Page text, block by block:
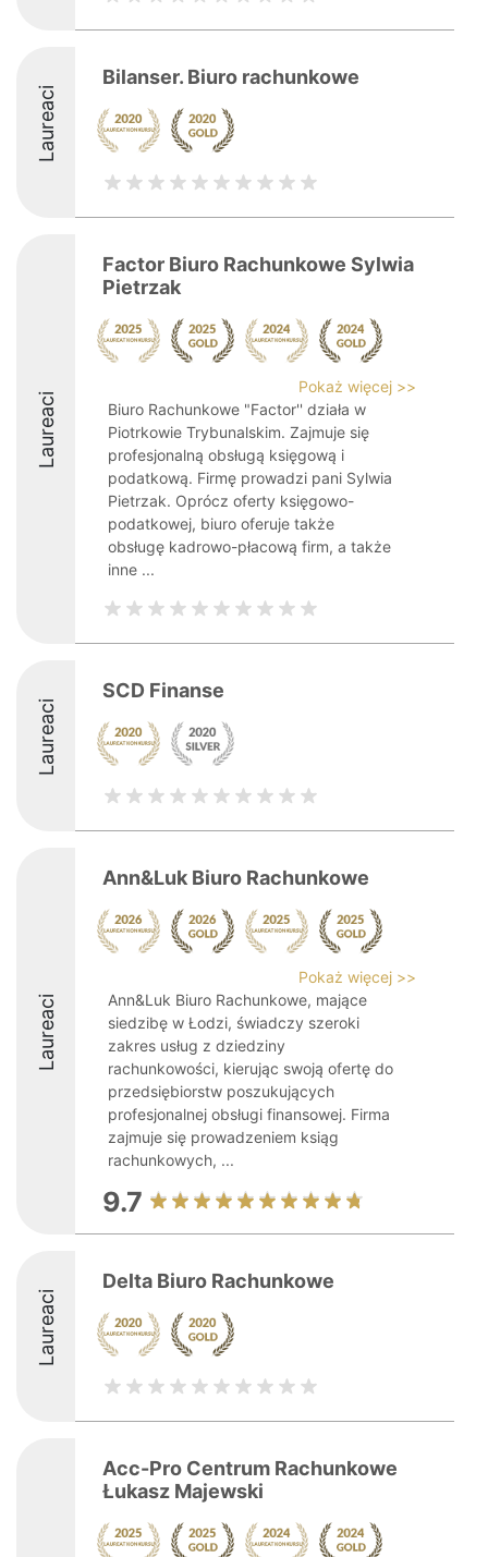
Laureaci
Bilanser. Biuro rachunkowe
Laureaci
Factor Biuro Rachunkowe Sylwia
Pietrzak
Pokaż więcej >>
Biuro Rachunkowe "Factor'' działa w
Piotrkowie Trybunalskim. Zajmuje się
profesjonalną obsługą księgową i
podatkową. Firmę prowadzi pani Sylwia
Pietrzak. Oprócz oferty księgowo-
podatkowej, biuro oferuje także
obsługę kadrowo-płacową firm, a także
inne ...
Laureaci
SCD Finanse
Laureaci
Ann&Luk Biuro Rachunkowe
Pokaż więcej >>
Ann&Luk Biuro Rachunkowe, mające
siedzibę w Łodzi, świadczy szeroki
zakres usług z dziedziny
rachunkowości, kierując swoją ofertę do
przedsiębiorstw poszukujących
profesjonalnej obsługi finansowej. Firma
zajmuje się prowadzeniem ksiąg
rachunkowych, ...
9.7
Laureaci
Delta Biuro Rachunkowe
Acc-Pro Centrum Rachunkowe
Łukasz Majewski